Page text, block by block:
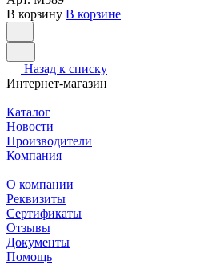
В корзину В корзине
Назад к списку
Интернет-магазин
Каталог
Новости
Производители
Компания
О компании
Реквизиты
Сертификаты
Отзывы
Документы
Помощь